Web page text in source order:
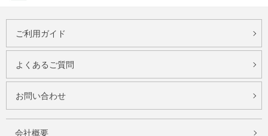
ご利用ガイド
よくあるご質問
お問い合わせ
会社概要